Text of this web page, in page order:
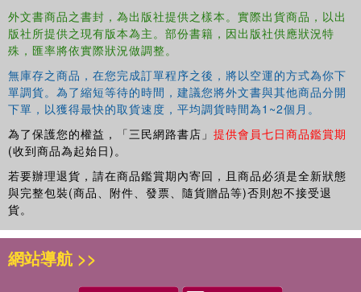
features of this edition include:
updated rationale for peer programs
updated highlights from current evaluation
added professionalism- CPPE. Certified Program, Programmatic
Standards, Rubric and others
CD of forms to customize for all phases of the Peer Program
This book is an indispensable guide for learning important
aspects of training peer helpers and as a resource book
for a wide range of professional peer helpers, such as:
administrators; managers; teachers; counselors;
ministers; religious educators; social workers;
psychologists; human resource personnel and others in
the helping professions.
外文書商品之書封，為出版社提供之樣本。實際出貨商品，以出
版社所提供之現有版本為主。部份書籍，因出版社供應狀況特
殊，匯率將依實際狀況做調整。
無庫存之商品，在您完成訂單程序之後，將以空運的方式為你下
單調貨。為了縮短等待的時間，建議您將外文書與其他商品分開
下單，以獲得最快的取貨速度，平均調貨時間為1~2個月。
為了保護您的權益，「三民網路書店」 提供會員七日商品鑑賞期
(收到商品為起始日)。
若要辦理退貨，請在商品鑑賞期內寄回，且商品必須是全新狀態
與完整包裝(商品、附件、發票、隨貨贈品等)否則恕不接受退
貨。
網站導航 >>